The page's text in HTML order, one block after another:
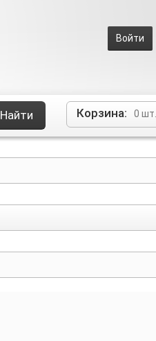
Войти
Корзина: 0 шт.
Найти